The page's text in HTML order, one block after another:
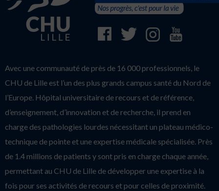
Avec une communauté de près de 16 000 professionnels, le
CHU de Lille est l’un des plus grands campus santé du Nord de
l’Europe. Hôpital universitaire de recours et de référence,
d’enseignement, d’innovation et de recherche, il prend en
charge des pathologies lourdes nécessitant un plateau médico-
technique de pointe et une expertise médicale spécialisée. Près
de 1.4 millions de patients y sont pris en charge chaque année,
permettant au CHU de Lille de développer une expertise à la
fois pour ses activités de recours et pour celles de proximité.